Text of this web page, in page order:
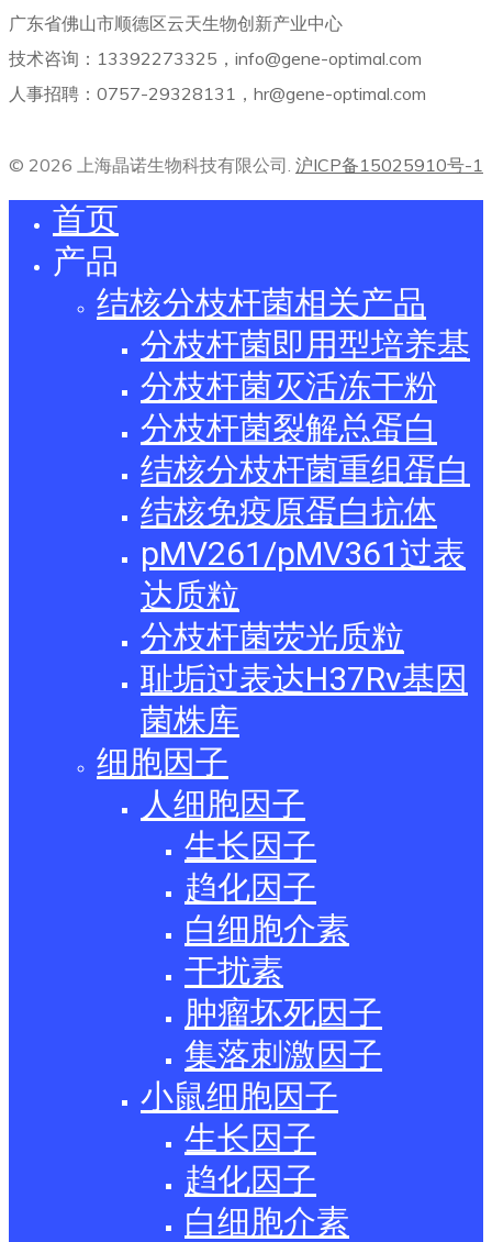
广东省佛山市顺德区云天生物创新产业中心
技术咨询：13392273325，info@gene-optimal.com
人事招聘：0757-29328131，hr@gene-optimal.com
© 2026 上海晶诺生物科技有限公司. 沪ICP备15025910号-1
首页
产品
结核分枝杆菌相关产品
分枝杆菌即用型培养基
分枝杆菌灭活冻干粉
分枝杆菌裂解总蛋白
结核分枝杆菌重组蛋白
结核免疫原蛋白抗体
pMV261/pMV361过表
达质粒
分枝杆菌荧光质粒
耻垢过表达H37Rv基因
菌株库
细胞因子
人细胞因子
生长因子
趋化因子
白细胞介素
干扰素
肿瘤坏死因子
集落刺激因子
小鼠细胞因子
生长因子
趋化因子
白细胞介素